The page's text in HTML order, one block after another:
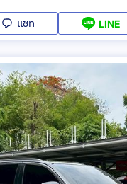
แชท LINE